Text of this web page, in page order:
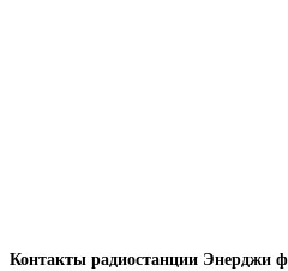
Контакты радиостанции Энерджи